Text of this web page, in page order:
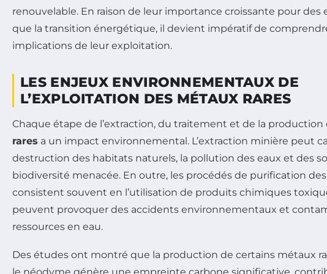
renouvelable. En raison de leur importance croissante pour des
que la transition énergétique, il devient impératif de
implications de leur exploitation.
LES ENJEUX ENVIRONNEMENTAUX DE
L’EXPLOITATION DES MÉTAUX RARES
Chaque étape de l’extraction, du traitement et de la production
rares a un impact environnemental. L’extraction minière peut
destruction des habitats naturels, la pollution des eaux et des
biodiversité menacée. En outre, les procédés de purification
consistent souvent en l’utilisation de produits chimiques
peuvent provoquer des accidents environnementaux et
ressources en eau.
Des études ont montré que la production de certains métaux